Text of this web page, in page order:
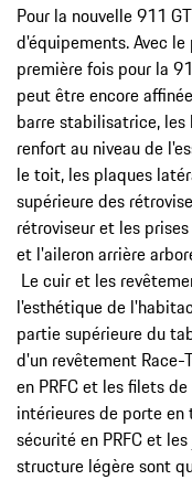
Pour la nouvelle 911
d'équipements. Avec
première fois pour la
peut être encore
barre stabilisatrice,
renfort au niveau de
le toit, les plaques
supérieure des
rétroviseur et les
et l'aileron arrière
Le cuir et les
l'esthétique de
partie supérieure du
d'un revêtement Race-
en PRFC et les filets
intérieures de porte
sécurité en PRFC et
structure légère sont